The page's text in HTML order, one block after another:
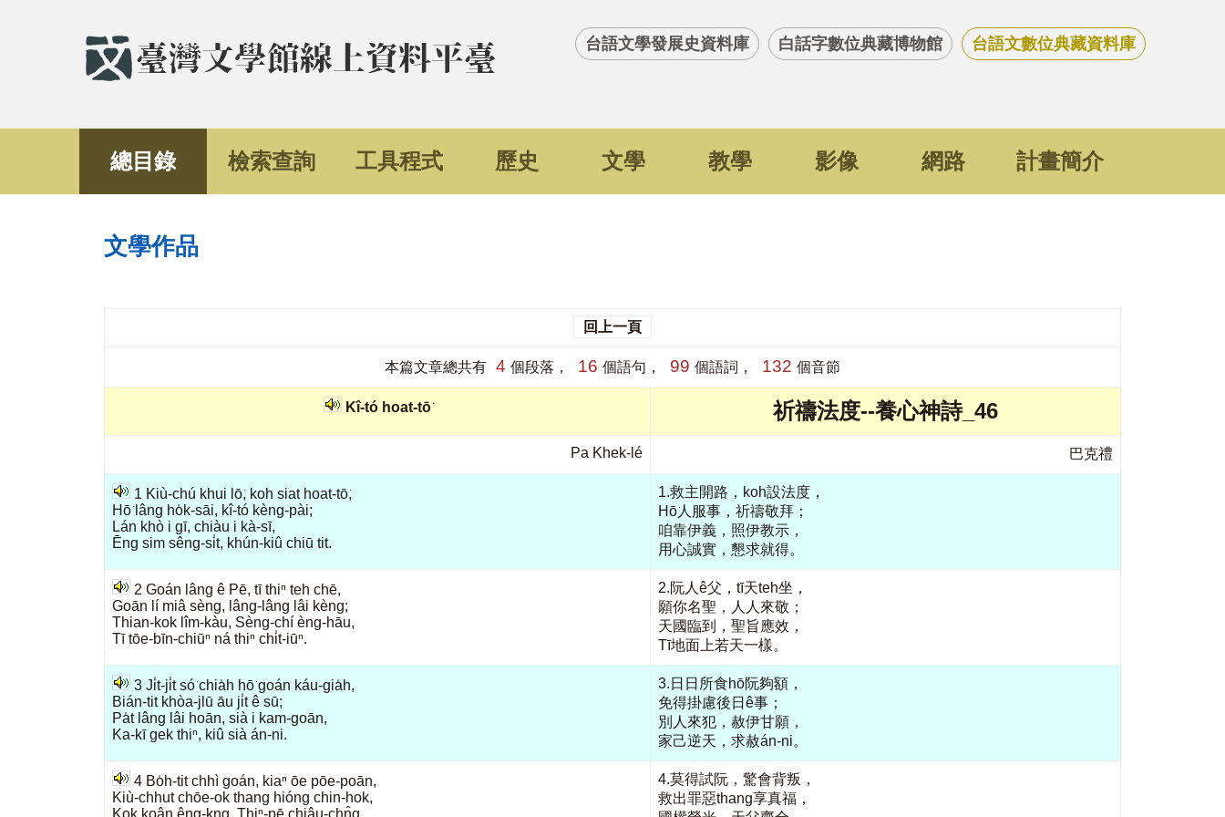
台語文學發展史資料庫 白話字數位典藏博物館 台語文數位典藏資料庫
總目錄 檢索查詢 工具程式 歷史 文學 教學 影像 網路 計畫簡介
文學作品
回上一頁
本篇文章總共有 4 個段落， 16 個語句， 99 個語詞， 132 個音節
Kî-tó hoat-tō͘ 祈禱法度--養心神詩_46
Pa Khek-lé 巴克禮
1 Kiù-chú khui lō͘, koh siat hoat-tō͘,
Hō͘ lâng ho̍k-sāi, kî-tó kèng-pài;
Lán khò i gī, chiàu i kà-sī,
Ēng sim sêng-si̍t, khún-kiû chiū tit.
1.救主開路，koh設法度，
Hō͘人服事，祈禱敬拜；
咱靠伊義，照伊教示，
用心誠實，懇求就得。
2 Goán lâng ê Pē, tī thiⁿ teh chē,
Goān lí miâ sèng, lâng-lâng lâi kèng;
Thian-kok lîm-kàu, Sèng-chí èng-hāu,
Tī tōe-bīn-chiūⁿ ná thiⁿ chi̍t-iūⁿ.
2.阮人ê父，tī天teh坐，
願你名聖，人人來敬；
天國臨到，聖旨應效，
Tī地面上若天一樣。
3 Ji̍t-ji̍t só͘ chia̍h hō͘ goán káu-gia̍h,
Bián-tit khòa-jlū āu ji̍t ê sū;
Pa̍t lâng lâi hoān, sià i kam-goān,
Ka-kī gek thiⁿ, kiû sià án-ni.
3.日日所食hō͘阮夠額，
免得掛慮後日ê事；
別人來犯，赦伊甘願，
家己逆天，求赦án-ni。
4 Bo̍h-tit chhì goán, kiaⁿ ōe pōe-poān,
Kiù-chhut chōe-ok thang hióng chin-hok,
Kok koân êng-kng, Thiⁿ-pē chiâu-chn̂g,
4.莫得試阮，驚會背叛，
救出罪惡thang享真福，